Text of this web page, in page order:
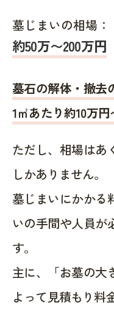
墓じまいの相場：
約50万〜200万円
墓石の解体・撤去
1㎡あたり約10万
ただし、相場はあ
しかありません。
墓じまいにかかる
いの手間や人員が
す。
主に、「お墓の大
よって見積もり料